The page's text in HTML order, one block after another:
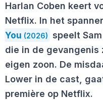
Harlan Coben keert
Netflix. In het
You (2026) speelt
die in de gevangenis
eigen zoon. De
Lower in de cast,
première op Netflix.